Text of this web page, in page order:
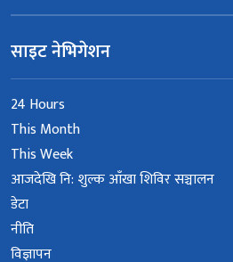
साइट नेभिगेशन
24 Hours
This Month
This Week
आजदेखि नि: शुल्क आँखा शिविर सञ्चालन
डेटा
नीति
विज्ञापन